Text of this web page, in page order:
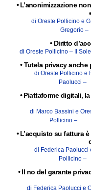
• L’anonimizzazione
di Oreste Pollicino e
Gregorio –
• Diritto
di Oreste Pollicino – Il
• Tutela privacy anche
di Oreste Pollicino e
Paolucci –
• Piattaforme digitali,
di Marco Bassini e
Pollicino –
• L’acquisto su fattura
di Federica Paolucci
Pollicino –
• Il no del garante
di Federica Paolucci e